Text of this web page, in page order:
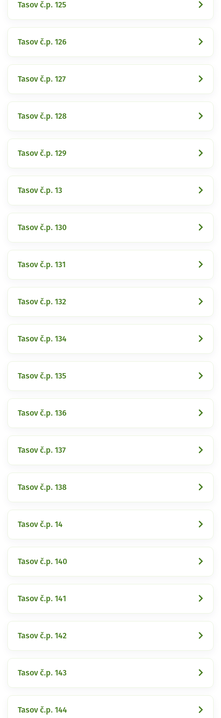
Tasov č.p. 125
Tasov č.p. 126
Tasov č.p. 127
Tasov č.p. 128
Tasov č.p. 129
Tasov č.p. 13
Tasov č.p. 130
Tasov č.p. 131
Tasov č.p. 132
Tasov č.p. 134
Tasov č.p. 135
Tasov č.p. 136
Tasov č.p. 137
Tasov č.p. 138
Tasov č.p. 14
Tasov č.p. 140
Tasov č.p. 141
Tasov č.p. 142
Tasov č.p. 143
Tasov č.p. 144